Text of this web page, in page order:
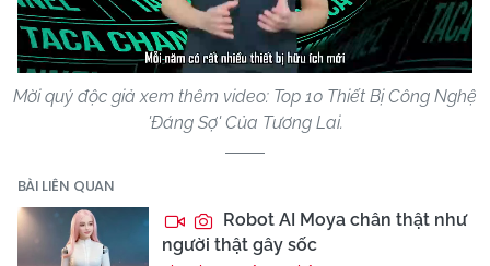
Video
Mời quý độc giả xem thêm video: Top 10 Thiết Bị Công Nghệ
'Đáng Sợ' Của Tương Lai.
BÀI LIÊN QUAN
Robot AI Moya chân thật như
người thật gây sốc